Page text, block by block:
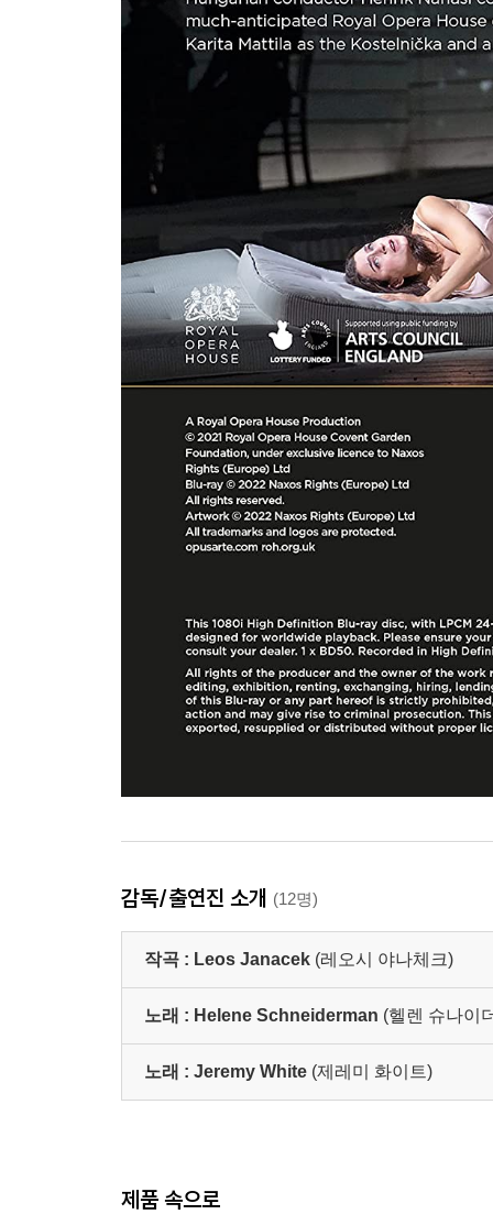
감독/출연진 소개 (12명)
작곡 : Leos Janacek (레오시 야나체크)
노래 : Helene Schneiderman (헬렌 슈나이
노래 : Jeremy White (제레미 화이트)
제품 속으로